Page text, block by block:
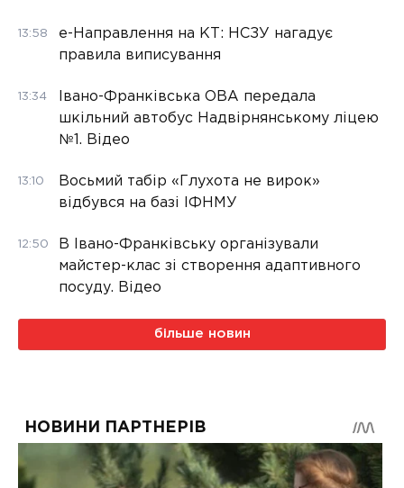
13:58
е-Направлення на КТ: НСЗУ нагадує
правила виписування
13:34
Івано-Франківська ОВА передала
шкільний автобус Надвірнянському ліцею
№1. Відео
13:10
Восьмий табір «Глухота не вирок»
відбувся на базі ІФНМУ
12:50
В Івано-Франківську організували
майстер-клас зі створення адаптивного
посуду. Відео
більше новин